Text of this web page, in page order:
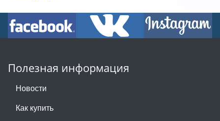
Полезная информация
Новости
Как купить